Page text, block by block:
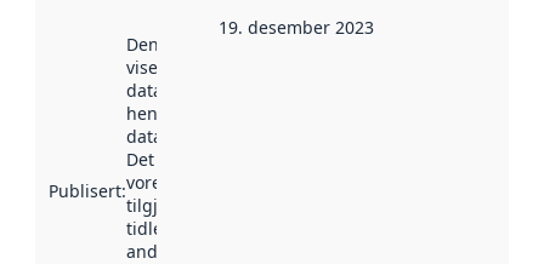
Publisert:
Denne datoen
viser når
datasettet vart
henta inn av
data.norge.no.
Det kan ha
vore
tilgjengeleg
tidlegare
andre stader.
19. desember 2023